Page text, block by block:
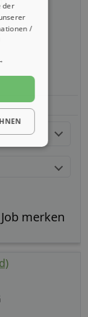
der
/